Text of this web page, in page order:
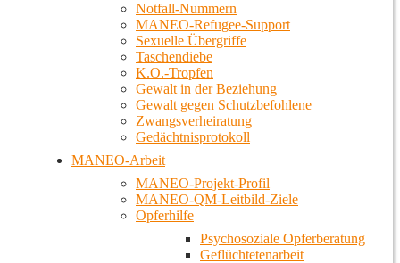
Notfall-Nummern
MANEO-Refugee-Support
Sexuelle Übergriffe
Taschendiebe
K.O.-Tropfen
Gewalt in der Beziehung
Gewalt gegen Schutzbefohlene
Zwangsverheiratung
Gedächtnisprotokoll
MANEO-Arbeit
MANEO-Projekt-Profil
MANEO-QM-Leitbild-Ziele
Opferhilfe
Psychosoziale Opferberatung
Geflüchtetenarbeit